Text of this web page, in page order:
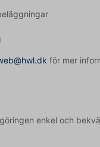
för mer
enkel och